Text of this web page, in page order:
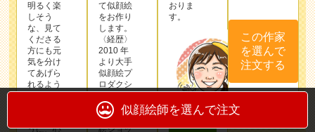
明るく楽
しそう
な、見て
くださる
方にも元
気を分け
てあげら
れるよう
うに、心
て似顔絵
をお作り
します。
〈経歴〉
2010 年
より⼤⼿
似顔絵プ
ロダクシ
験を積
み、似顔
絵ショッ
おりま
す。
この作家
を選んで
注文する
似顔絵師を選んで注文